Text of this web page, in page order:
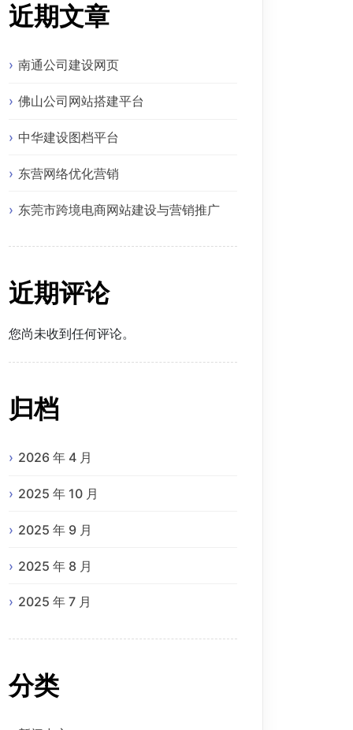
近期文章
南通公司建设网页
佛山公司网站搭建平台
中华建设图档平台
东营网络优化营销
东莞市跨境电商网站建设与营销推广
近期评论
您尚未收到任何评论。
归档
2026 年 4 月
2025 年 10 月
2025 年 9 月
2025 年 8 月
2025 年 7 月
分类